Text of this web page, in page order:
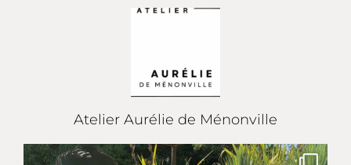
Atelier Aurélie de Ménonville